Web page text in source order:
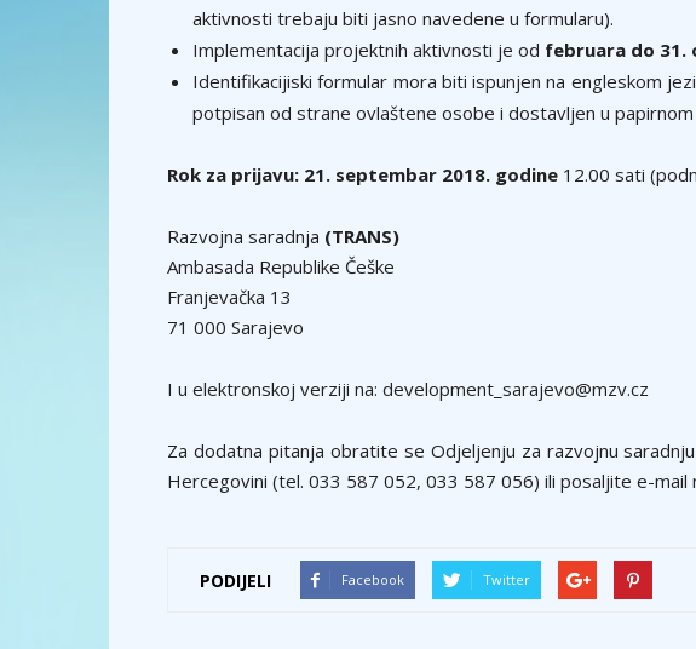
aktivnosti trebaju biti jasno navedene u formularu).
Implementacija projektnih aktivnosti je od februara do 31.
Identifikacijiski formular mora biti ispunjen na engleskom
potpisan od strane ovlaštene osobe i dostavljen u
Rok za prijavu: 21. septembar 2018. godine 12.00 sati
Razvojna saradnja (TRANS)
Ambasada Republike Češke
Franjevačka 13
71 000 Sarajevo
I u elektronskoj verziji na: development_sarajevo@mzv.cz
Za dodatna pitanja obratite se Odjeljenju za razvojnu
Hercegovini (tel. 033 587 052, 033 587 056) ili posaljite e-mail
PODIJELI Facebook Twitter